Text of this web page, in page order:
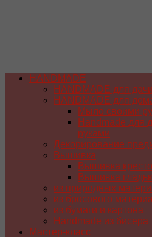
HANDMADE
HANDMADE для дачи
HANDMADE для
Мыло своими
Handmade для
руками
Декорирование
Вышивка
Вышивка
Вышивка
из природных
из бросового
из бумаги и картона
Handmade из бисера
Мастер-класс